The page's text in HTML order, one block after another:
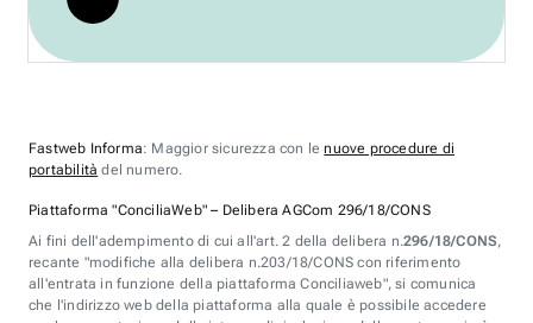
Fastweb Informa: Maggior sicurezza con lenuove procedure di
portabilità del numero.
Piattaforma "ConciliaWeb" – Delibera AGCom 296/18/CONS
Ai fini dell'adempimento di cui all'art. 2 della delibera n.296/18/CONS,
recante "modifiche alla delibera n.203/18/CONS con riferimento
all'entrata in funzione della piattaforma Conciliaweb", si comunica
che l'indirizzo web della piattaforma alla quale è possibile accedere